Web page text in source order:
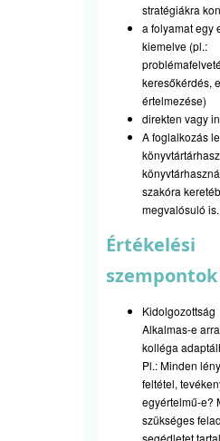
stratégiákra
a folyamat egy
kiemelve (pl.:
keresőkérdés,
értelmezése)
direkten vagy
A foglalkozás
szakóra
megvalósuló is.
Értékelési
szempontok
Kidolgozottság
Alkalmas-e
kolléga
Pl.: Minden
feltétel,
egyértelmű-e?
szükséges
segédletet